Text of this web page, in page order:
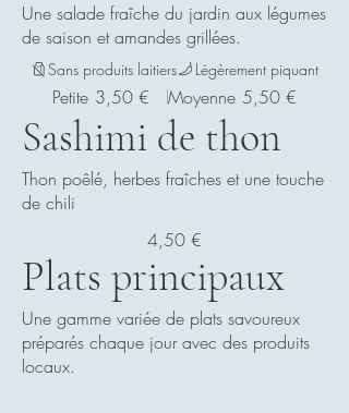
Une salade fraîche du jardin aux légumes
de saison et amandes grillées.
Petite 3,50 € Moyenne 5,50 €
Sans produits laitiers Légèrement piquant
Sashimi de thon
Thon poêlé, herbes fraîches et une touche
de chili
4,50 €
Plats principaux
Une gamme variée de plats savoureux
préparés chaque jour avec des produits
locaux.